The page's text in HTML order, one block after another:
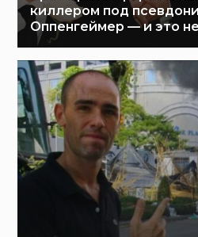
киллером под
Оппенгеймер — и это